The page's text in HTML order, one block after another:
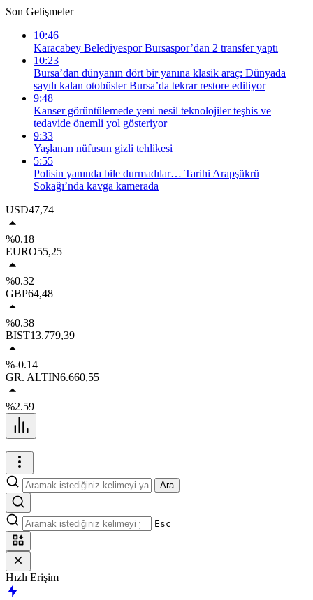
Son Gelişmeler
10:46
Karacabey Belediyespor Bursaspor’dan 2 transfer yaptı
10:23
Bursa’dan dünyanın dört bir yanına klasik araç: Dünyada
sayılı kalan otobüsler Bursa’da tekrar restore ediliyor
9:48
Kanser görüntülemede yeni nesil teknolojiler teşhis ve
tedavide önemli yol gösteriyor
9:33
Yaşlanan nüfusun gizli tehlikesi
5:55
Polisin yanında bile durmadılar… Tarihi Arapşükrü
Sokağı’nda kavga kamerada
USD47,74
%0.18
EURO55,25
%0.32
GBP64,48
%0.38
BIST13.779,39
%-0.14
GR. ALTIN6.660,55
%2.59
Ara
Esc
Hızlı Erişim